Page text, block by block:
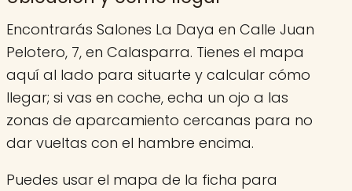
Encontrarás Salones La Daya en Calle Juan
Pelotero, 7, en Calasparra. Tienes el mapa
aquí al lado para situarte y calcular cómo
llegar; si vas en coche, echa un ojo a las
zonas de aparcamiento cercanas para no
dar vueltas con el hambre encima.
Puedes usar el mapa de la ficha para